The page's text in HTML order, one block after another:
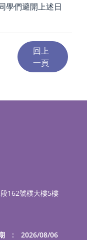
學們避開上述日
162號樸大樓5樓
: 2026/08/06